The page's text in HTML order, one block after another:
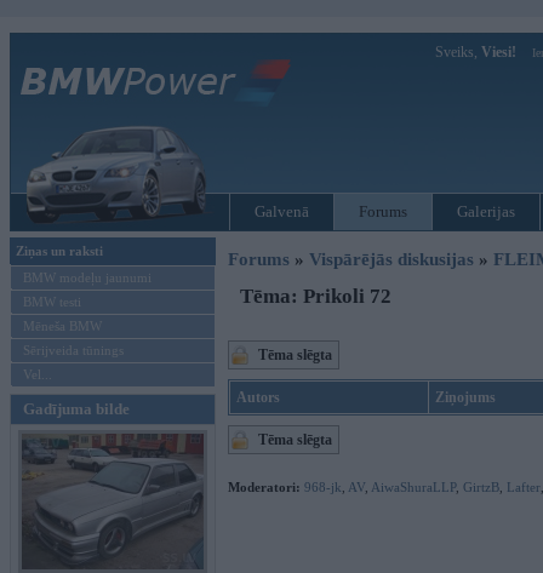
Sveiks, Viesi!
Galvenā Forums Galerijas
Ziņas un raksti
BMW modeļu jaunumi
BMW testi
Mēneša BMW
Sērijveida tūnings
Vel...
Gadījuma bilde
Forums » Vispārējās diskusijas »
Tēma: Prikoli 72
Tēma slēgta
Autors Ziņojums
Tēma slēgta
Moderatori: 968-jk AV AiwaShuraLLP, GirtzB Lafter